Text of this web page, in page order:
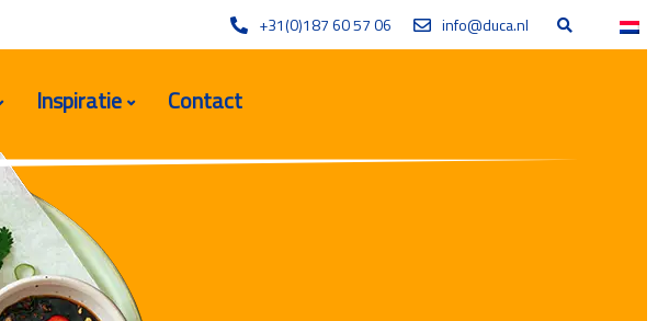
+31(0)187 60 57 06 info@duca.nl
Inspiratie Contact